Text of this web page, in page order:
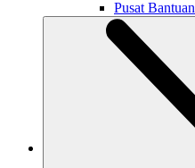
Pusat Bantuan